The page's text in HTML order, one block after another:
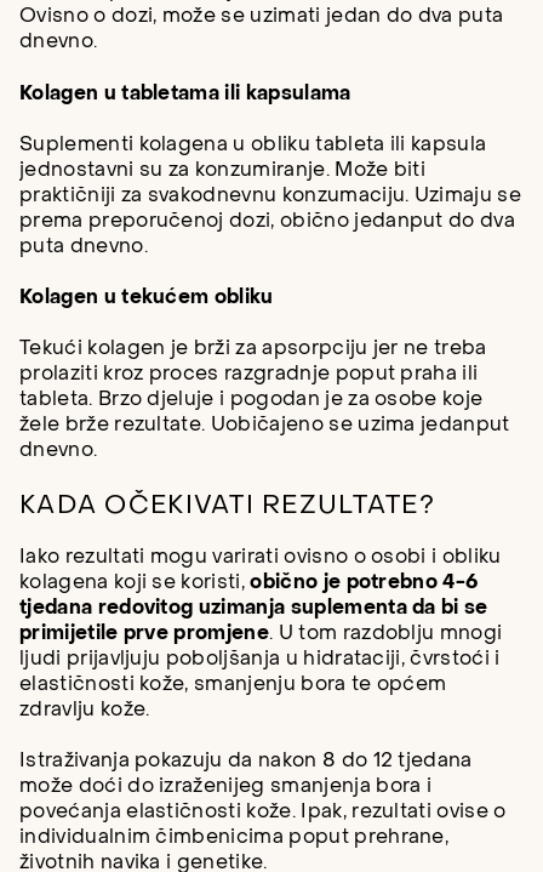
Ovisno o dozi, može se uzimati jedan do dva puta
dnevno.
Kolagen u tabletama ili kapsulama
Suplementi kolagena u obliku tableta ili kapsula
jednostavni su za konzumiranje. Može biti
praktičniji za svakodnevnu konzumaciju. Uzimaju se
prema preporučenoj dozi, obično jedanput do dva
puta dnevno.
Kolagen u tekućem obliku
Tekući kolagen je brži za apsorpciju jer ne treba
prolaziti kroz proces razgradnje poput praha ili
tableta. Brzo djeluje i pogodan je za osobe koje
žele brže rezultate. Uobičajeno se uzima jedanput
dnevno.
KADA OČEKIVATI REZULTATE?
Iako rezultati mogu varirati ovisno o osobi i obliku
kolagena koji se koristi,obično je potrebno 4-6
tjedana redovitog uzimanja suplementa da bi se
primijetile prve promjene. U tom razdoblju mnogi
ljudi prijavljuju poboljšanja u hidrataciji, čvrstoći i
elastičnosti kože, smanjenju bora te općem
zdravlju kože.
Istraživanja pokazuju da nakon 8 do 12 tjedana
može doći do izraženijeg smanjenja bora i
povećanja elastičnosti kože. Ipak, rezultati ovise o
individualnim čimbenicima poput prehrane,
životnih navika i genetike.